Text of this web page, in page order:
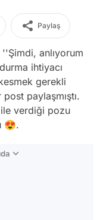
Paylaş
anlıyorum
ihtiyacı
kesmek gerekli
paylaşmıştı.
ile verdiği pozu
😍.